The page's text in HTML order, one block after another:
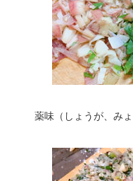
薬味（しょうが、み